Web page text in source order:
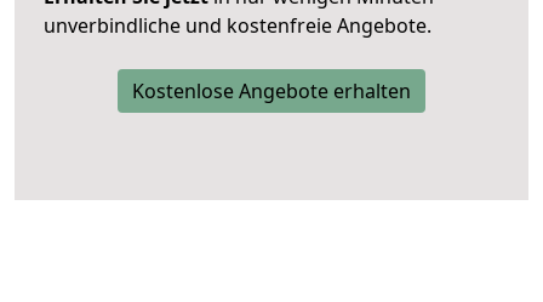
unverbindliche und kostenfreie Angebote.
Kostenlose Angebote erhalten